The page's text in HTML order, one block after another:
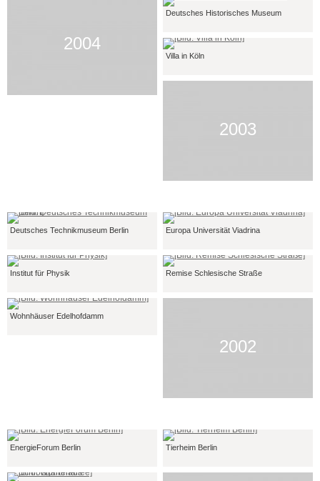
2004
Deutsches Historisches Museum
Villa in Köln
2003
Deutsches Technikmuseum Berlin Europa Universität Viadrina
Institut für Physik Remise Schlesische Straße
Wohnhäuser Edelhofdamm
2002
EnergieForum Berlin Tierheim Berlin